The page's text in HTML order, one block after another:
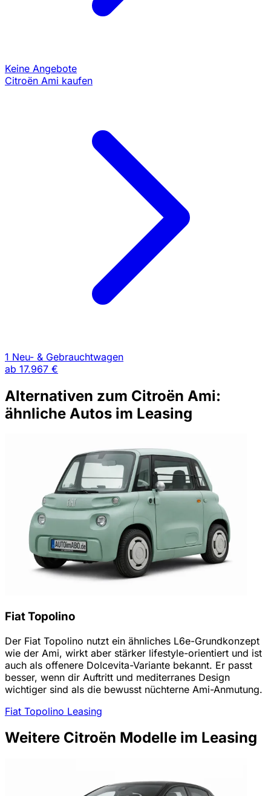
Keine Angebote
Citroën Ami kaufen
1 Neu- & Gebrauchtwagen
ab 17.967 €
Alternativen zum Citroën Ami:
ähnliche Autos im Leasing
Fiat Topolino
Der Fiat Topolino nutzt ein ähnliches L6e-Grundkonzept
wie der Ami, wirkt aber stärker lifestyle-orientiert und ist
auch als offenere Dolcevita-Variante bekannt. Er passt
besser, wenn dir Auftritt und mediterranes Design
wichtiger sind als die bewusst nüchterne Ami-Anmutung.
Fiat Topolino Leasing
Weitere Citroën Modelle im Leasing